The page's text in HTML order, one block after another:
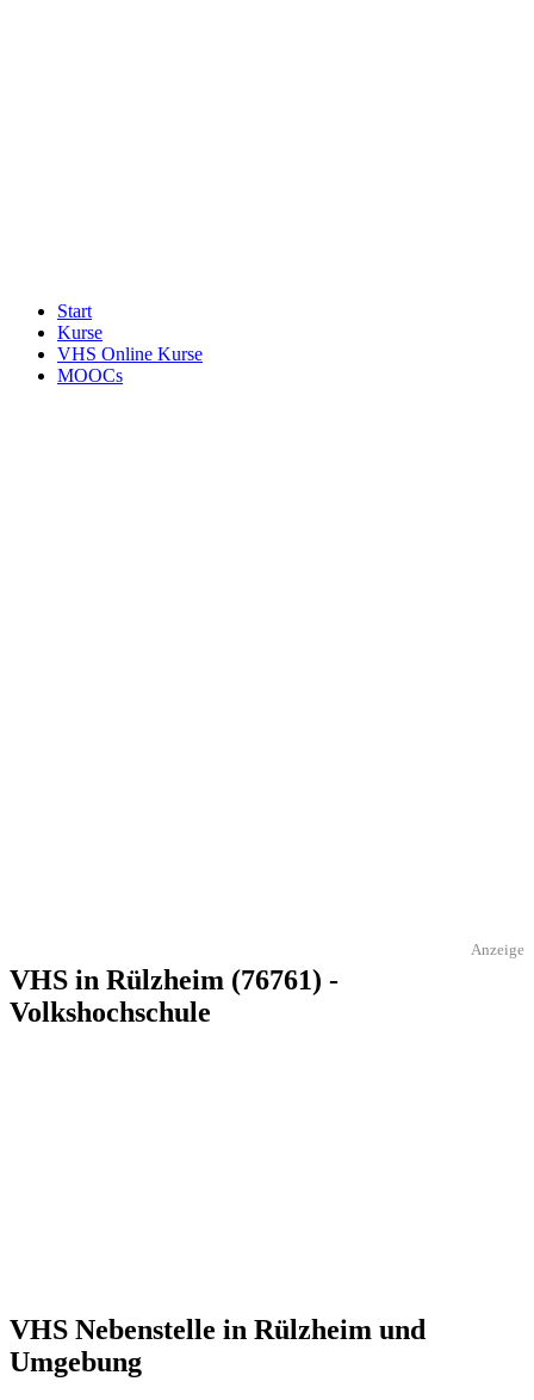
Start
Kurse
VHS Online Kurse
MOOCs
Anzeige
VHS in Rülzheim (76761) -
Volkshochschule
VHS Nebenstelle in Rülzheim und
Umgebung